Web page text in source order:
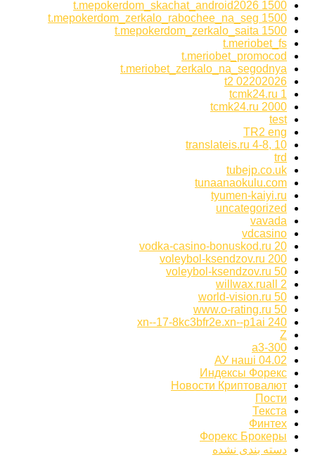
t.mepokerdom_skachat_android2026 1500
t.mepokerdom_zerkalo_rabochee_na_seg 1500
t.mepokerdom_zerkalo_saita 1500
t.meriobet_fs
t.meriobet_promocod
t.meriobet_zerkalo_na_segodnya
t2 02202026
tcmk24.ru 1
tcmk24.ru 2000
test
TR2 eng
translateis.ru 4-8, 10
trd
tubejp.co.uk
tunaanaokulu.com
tyumen-kaiyi.ru
uncategorized
vavada
vdcasino
vodka-casino-bonuskod.ru 20
voleybol-ksendzov.ru 200
voleybol-ksendzov.ru 50
willwax.ruall 2
world-vision.ru 50
www.o-rating.ru 50
xn--17-8kc3bfr2e.xn--p1ai 240
Z
а3-300
АУ наші 04.02
Индексы Форекс
Новости Криптовалют
Пости
Текста
Финтех
Форекс Брокеры
دسته بندی نشده